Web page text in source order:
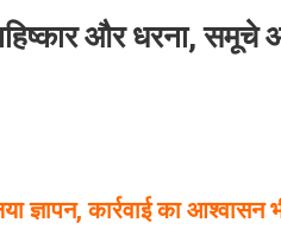
और धरना,
कार्रवाई का आश्वासन